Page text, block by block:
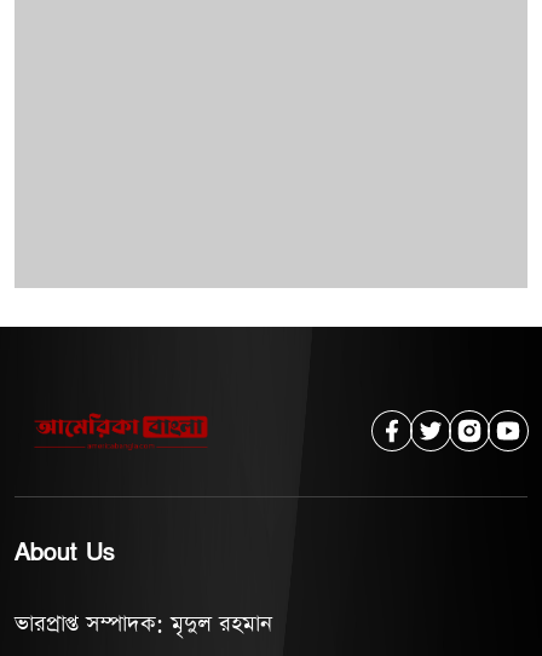
About Us
ভারপ্রাপ্ত সম্পাদক: মৃদুল রহমান